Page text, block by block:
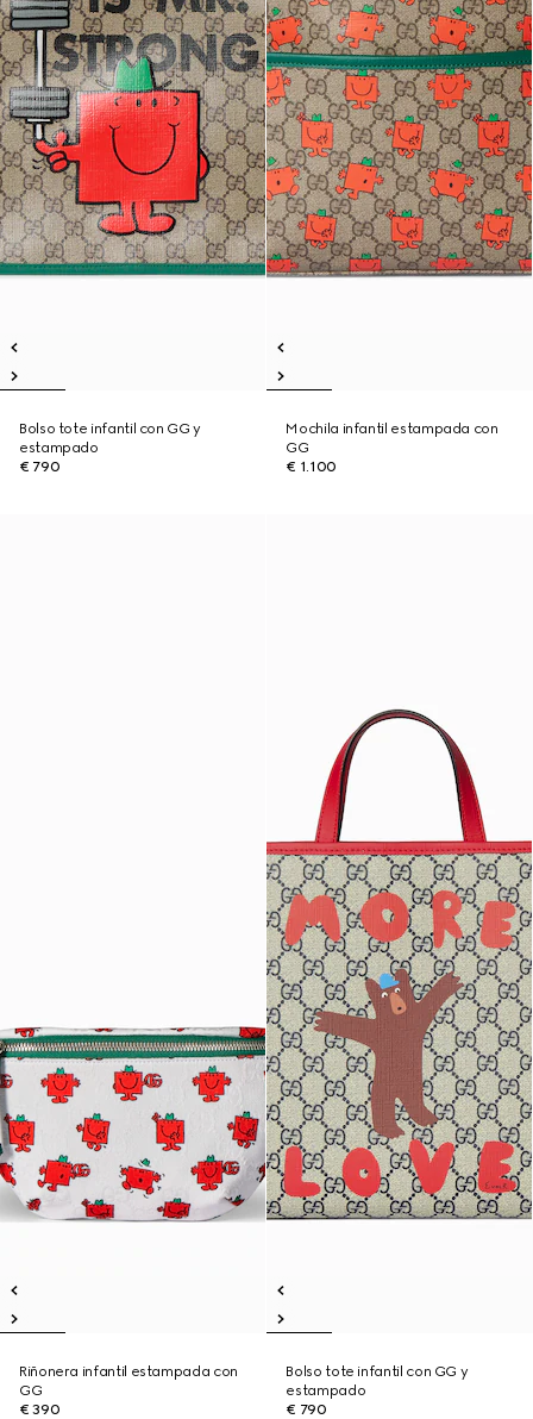
Bolso tote infantil con GG y
estampado
€ 790
Mochila infantil estampada con
GG
€ 1.100
Riñonera infantil estampada con
GG
€ 390
Bolso tote infantil con GG y
estampado
€ 790